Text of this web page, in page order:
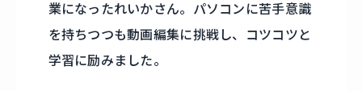
業になったれいかさん。パソコンに苦手意識
を持ちつつも動画編集に挑戦し、コツコツと
学習に励みました。